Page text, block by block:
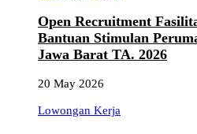
Open Recruitment
Bantuan Stimulan
Jawa Barat TA. 2026
20 May 2026
Lowongan Kerja